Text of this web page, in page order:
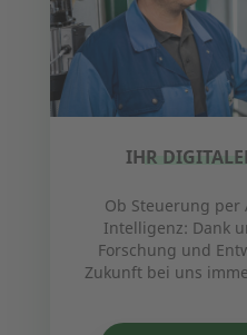
IHR
Ob Steuerung per
Intelligenz: Dank
Forschung und
Zukunft bei uns